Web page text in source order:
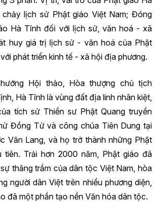
lịch sử Phật giáo Việt Nam; Đóng
Hà Tĩnh đối với lịch sử, văn hoá - xã
huy giá trị lịch sử - văn hoá của Phật
phát triển kinh tế - xã hội địa phương.
Hội thảo, Hòa thượng chủ tịch
Hà Tĩnh là vùng đất địa linh nhân kiệt,
tích sử Thiền sư Phật Quang truyền
Đồng Tử và công chúa Tiên Dung tại
Văn Lang, và họ trở thành những Phật
tiên. Trải hơn 2000 năm, Phật giáo đã
thăng trầm của dân tộc Việt Nam, hòa
người dân Việt trên nhiều phương diện,
đã một phần tạo nền Văn hóa dân tộc.